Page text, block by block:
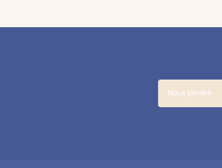
Nous joindre